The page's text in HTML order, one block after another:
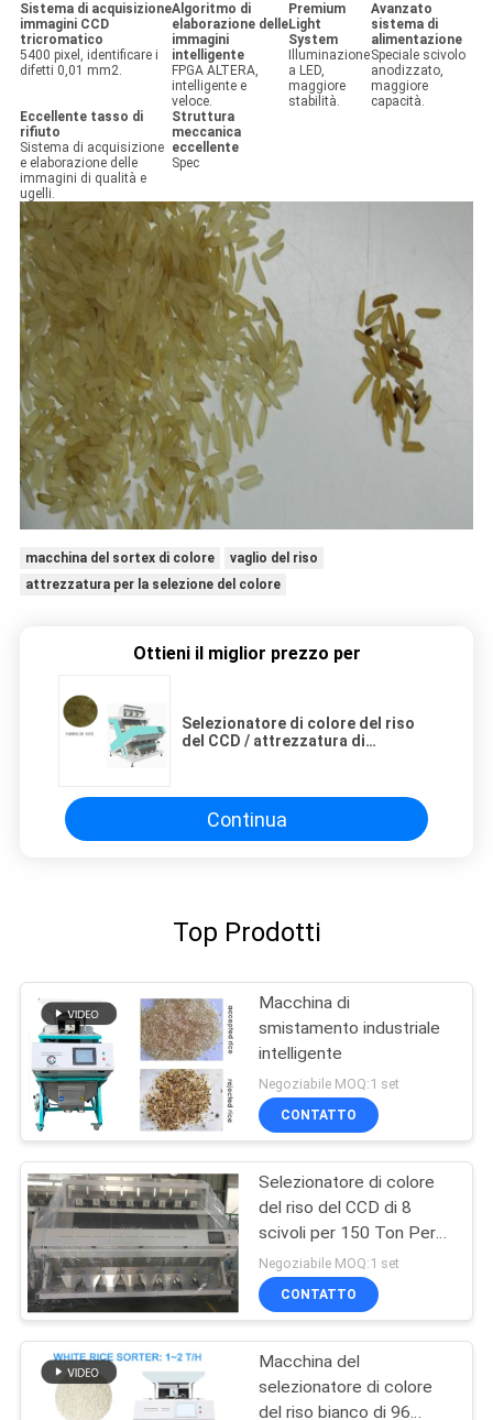
Sistema di acquisizione
immagini CCD
tricromatico
5400 pixel, identificare i
difetti 0,01 mm2.
Algoritmo di
elaborazione delle
immagini
intelligente
FPGA ALTERA,
intelligente e
veloce.
Premium
Light
System
Illuminazione
a LED,
maggiore
stabilità.
Avanzato
sistema di
alimentazione
Speciale scivolo
anodizzato,
maggiore
capacità.
Eccellente tasso di
rifiuto
Sistema di acquisizione
e elaborazione delle
immagini di qualità e
ugelli.
Struttura
meccanica
eccellente
Spec
macchina del sortex di colore
vaglio del riso
attrezzatura per la selezione del colore
Ottieni il miglior prezzo per
Selezionatore di colore del riso
del CCD / attrezzatura di
Continua
Top Prodotti
Macchina di
smistamento industriale
intelligente
Negoziabile MOQ:1 set
CONTATTO
Selezionatore di colore
del riso del CCD di 8
scivoli per 150 Ton Per
Day Rice Mill
Negoziabile MOQ:1 set
CONTATTO
Macchina del
selezionatore di colore
del riso bianco di 96